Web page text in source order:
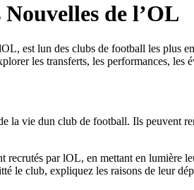
de l’OL
est lun des clubs de football les plus
les transferts, les performances, les
la vie dun club de football. Ils peuvent
recrutés par lOL, en mettant en lumière
le club, expliquez les raisons de leur